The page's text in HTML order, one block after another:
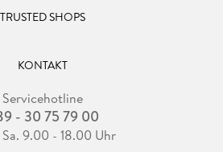
TRUSTED SHOPS
KONTAKT
Servicehotline
- 30 75 79 00
9.00 - 18.00 Uhr